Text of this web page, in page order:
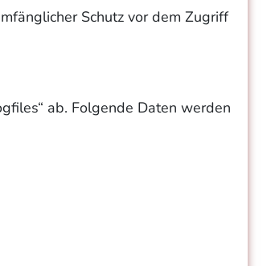
Schutz vor dem Zugriff
ab. Folgende Daten werden